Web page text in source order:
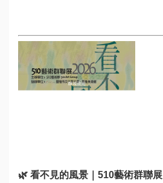
🌿 看不見的風景｜510藝術群聯展